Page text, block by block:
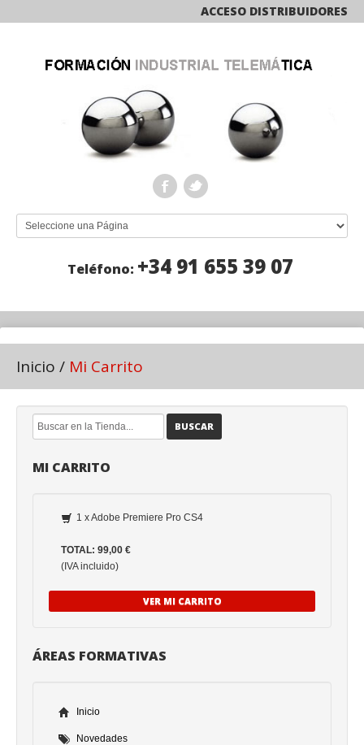
ACCESO DISTRIBUIDORES
Teléfono: +34 91 655 39 07
Inicio / Mi Carrito
BUSCAR
MI CARRITO
1 x Adobe Premiere Pro CS4
TOTAL: 99,00 €
(IVA incluido)
VER MI CARRITO
ÁREAS FORMATIVAS
Inicio
Novedades